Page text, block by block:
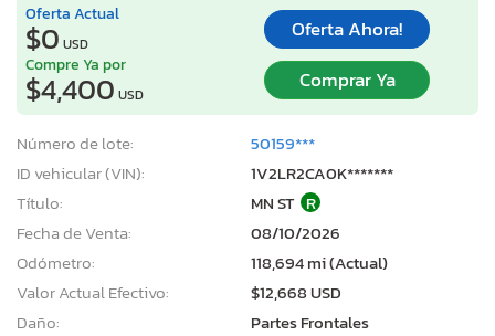
Oferta Actual
$0 USD
Oferta Ahora!
Compre Ya por
$4,400 USD
Comprar Ya
Número de lote:
50159***
ID vehicular (VIN):
1V2LR2CA0K*******
Título:
MN ST R
Fecha de Venta:
08/10/2026
Odómetro:
118,694 mi (Actual)
Valor Actual Efectivo:
$12,668 USD
Daño:
Partes Frontales